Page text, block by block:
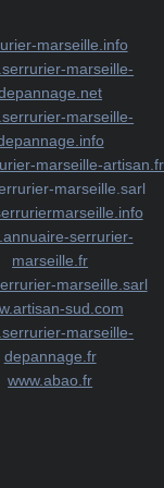
marseille.info
marseille-
marseille-
marseille-artisan.fr
marseille.sarl
serrurier-
marseille.fr
marseille.sarl
sud.com
marseille-
depannage.fr
www.abao.fr